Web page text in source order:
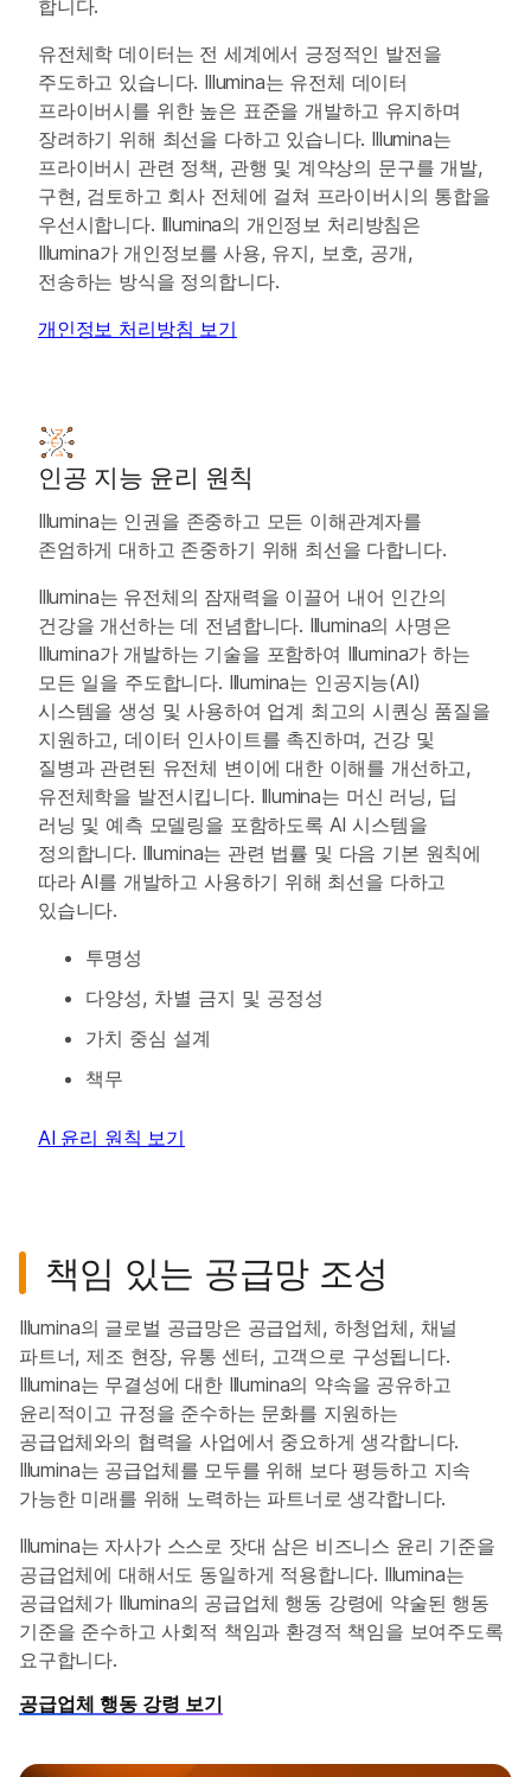
합니다.
유전체학 데이터는 전 세계에서 긍정적인 발전을
주도하고 있습니다. Illumina는 유전체 데이터
프라이버시를 위한 높은 표준을 개발하고 유지하며
장려하기 위해 최선을 다하고 있습니다. Illumina는
프라이버시 관련 정책, 관행 및 계약상의 문구를 개발,
구현, 검토하고 회사 전체에 걸쳐 프라이버시의 통합을
우선시합니다. Illumina의 개인정보 처리방침은
Illumina가 개인정보를 사용, 유지, 보호, 공개,
전송하는 방식을 정의합니다.
개인정보 처리방침 보기
인공 지능 윤리 원칙
Illumina는 인권을 존중하고 모든 이해관계자를
존엄하게 대하고 존중하기 위해 최선을 다합니다.
Illumina는 유전체의 잠재력을 이끌어 내어 인간의
건강을 개선하는 데 전념합니다. Illumina의 사명은
Illumina가 개발하는 기술을 포함하여 Illumina가 하는
모든 일을 주도합니다. Illumina는 인공지능(AI)
시스템을 생성 및 사용하여 업계 최고의 시퀀싱 품질을
지원하고, 데이터 인사이트를 촉진하며, 건강 및
질병과 관련된 유전체 변이에 대한 이해를 개선하고,
유전체학을 발전시킵니다. Illumina는 머신 러닝, 딥
러닝 및 예측 모델링을 포함하도록 AI 시스템을
정의합니다. Illumina는 관련 법률 및 다음 기본 원칙에
따라 AI를 개발하고 사용하기 위해 최선을 다하고
있습니다.
투명성
다양성, 차별 금지 및 공정성
가치 중심 설계
책무
AI 윤리 원칙 보기
책임 있는 공급망 조성
Illumina의 글로벌 공급망은 공급업체, 하청업체, 채널
파트너, 제조 현장, 유통 센터, 고객으로 구성됩니다.
Illumina는 무결성에 대한 Illumina의 약속을 공유하고
윤리적이고 규정을 준수하는 문화를 지원하는
공급업체와의 협력을 사업에서 중요하게 생각합니다.
Illumina는 공급업체를 모두를 위해 보다 평등하고 지속
가능한 미래를 위해 노력하는 파트너로 생각합니다.
Illumina는 자사가 스스로 잣대 삼은 비즈니스 윤리 기준을
공급업체에 대해서도 동일하게 적용합니다. Illumina는
공급업체가 Illumina의 공급업체 행동 강령에 약술된 행동
기준을 준수하고 사회적 책임과 환경적 책임을 보여주도록
요구합니다.
공급업체 행동 강령 보기